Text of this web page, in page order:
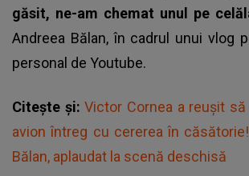
găsit, ne-am chemat unul pe
Andreea Bălan, în cadrul unui vlog
personal de Youtube.
Citește și:Victor Cornea a reușit
avion întreg cu cererea în
Bălan, aplaudat la scenă deschisă